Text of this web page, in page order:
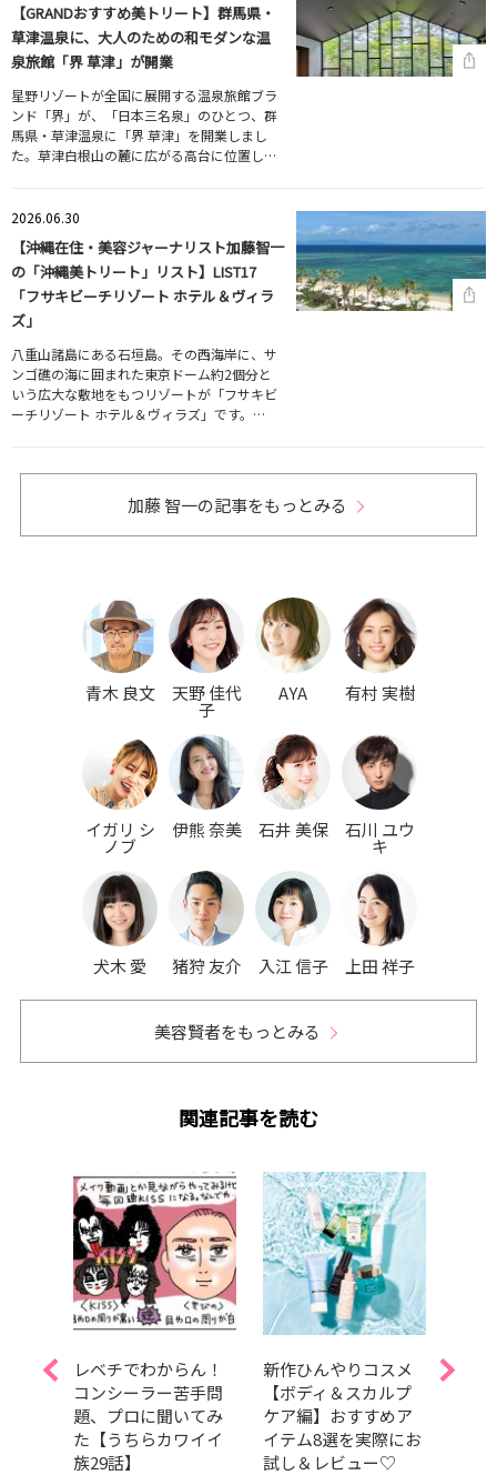
【GRANDおすすめ美トリート】群馬県・
草津温泉に、大人のための和モダンな温
泉旅館「界 草津」が開業
星野リゾートが全国に展開する温泉旅館ブラ
ンド「界」が、「日本三名泉」のひとつ、群
馬県・草津温泉に「界 草津」を開業しまし
た。草津白根山の麓に広がる高台に位置し…
2026.06.30
【沖縄在住・美容ジャーナリスト加藤智一
の「沖縄美トリート」リスト】LIST17
「フサキビーチリゾート ホテル＆ヴィラ
ズ」
八重山諸島にある石垣島。その西海岸に、サ
ンゴ礁の海に囲まれた東京ドーム約2個分と
いう広大な敷地をもつリゾートが「フサキビ
ーチリゾート ホテル＆ヴィラズ」です。…
加藤 智一の記事をもっとみる
青木 良文 天野 佳代
子
AYA 有村 実樹
イガリ シ
ノブ
伊熊 奈美 石井 美保 石川 ユウ
キ
犬木 愛 猪狩 友介 入江 信子 上田 祥子
美容賢者をもっとみる
関連記事を読む
レベチでわからん！
コンシーラー苦手問
題、プロに聞いてみ
た【うちらカワイイ
族29話】
新作ひんやりコスメ
【ボディ＆スカルプ
ケア編】おすすめア
イテム8選を実際にお
試し＆レビュー♡
夏を